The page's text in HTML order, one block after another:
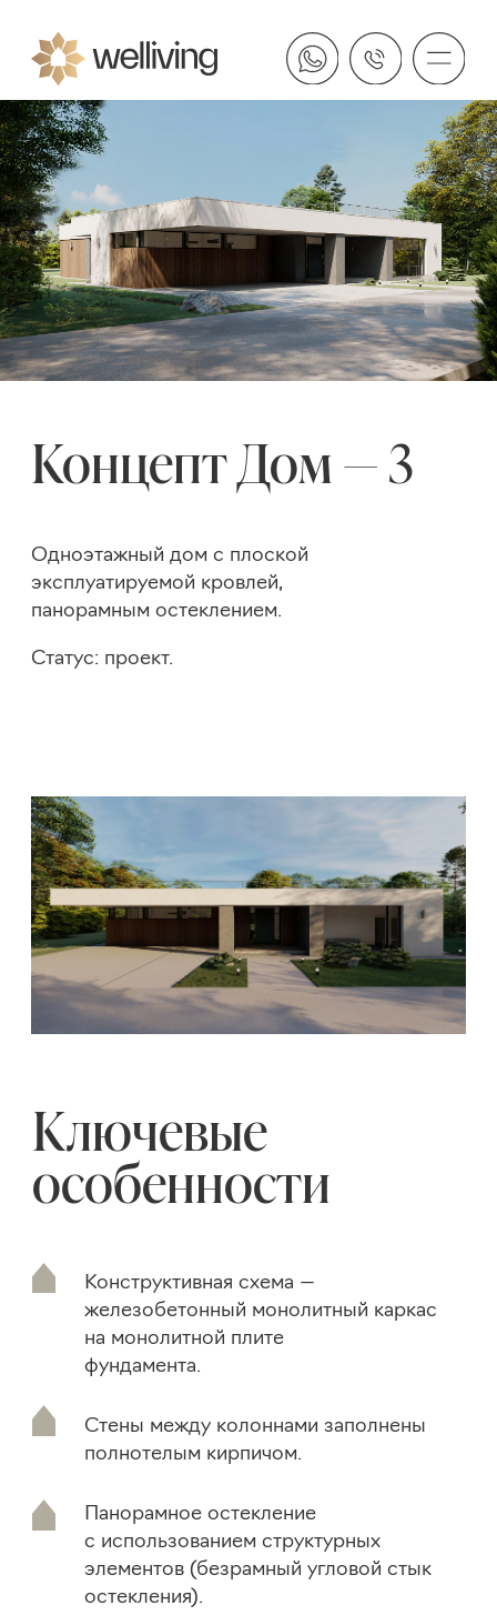
Концепт Дом — 3
Конструктивная схема —
железобетонный монолитный каркас
на монолитной плите
фундамента.
Стены между колоннами заполнены
полнотелым кирпичом.
элементов (безрамный угловой стык
остекления).
Статус: проект.
Ключевые
особенности